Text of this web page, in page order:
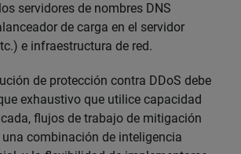
servidores de nombres DNS
de carga en el servidor
e infraestructura de red.
de protección contra DDoS debe
exhaustivo que utilice capacidad
flujos de trabajo de mitigación
combinación de inteligencia